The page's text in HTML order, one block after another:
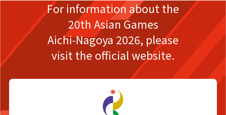
For information about the
20th Asian Games
Aichi-Nagoya 2026, please
visit the official website.